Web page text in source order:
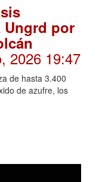
Ungrd por
2026 19:47
de hasta 3.400
de azufre, los